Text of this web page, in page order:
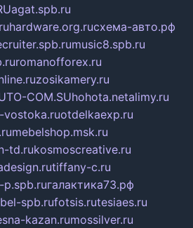
agat.spb.ru
hardware.org.ruсхема-авто.рф
music8.spb.ru
romanofforex.ru
zosikamery.ru
COM.SUhohota.netalimy.ru
vostoka.ruotdelkaexp.ru
mebelshop.msk.ru
td.rukosmoscreative.ru
tiffany-c.ru
p.spb.ruгалактика73.рф
spb.rufotsis.rutesiaes.ru
kazan.rumossilver.ru